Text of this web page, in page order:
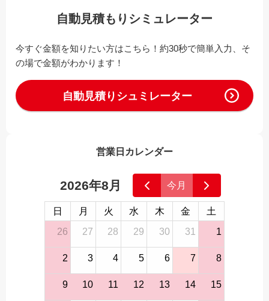
自動見積もりシミュレーター
今すぐ金額を知りたい方はこちら！約30秒で簡単入力、そ
の場で金額がわかります！
自動見積りシュミレーター
営業日カレンダー
2026年8月 今月
日 月 火 水 木 金
土
26
27 28 29 30 31 1
2 3 4 5 6 7 8
9 10 11 12 13 14 15